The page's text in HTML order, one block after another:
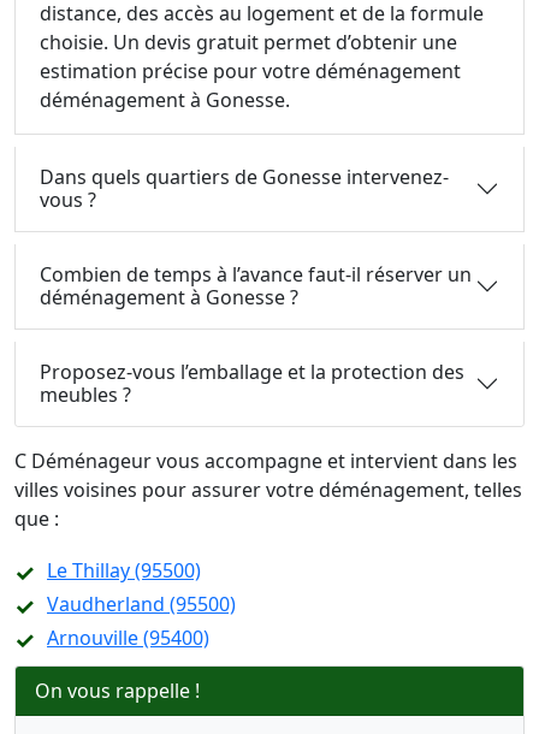
distance, des accès au logement et de la formule
choisie. Un devis gratuit permet d’obtenir une
estimation précise pour votre déménagement
déménagement à Gonesse.
Dans quels quartiers de Gonesse intervenez-
vous ?
Combien de temps à l’avance faut-il réserver un
déménagement à Gonesse ?
Proposez-vous l’emballage et la protection des
meubles ?
C Déménageur vous accompagne et intervient dans les
villes voisines pour assurer votre déménagement, telles
que :
Le Thillay (95500)
Vaudherland (95500)
Arnouville (95400)
On vous rappelle !